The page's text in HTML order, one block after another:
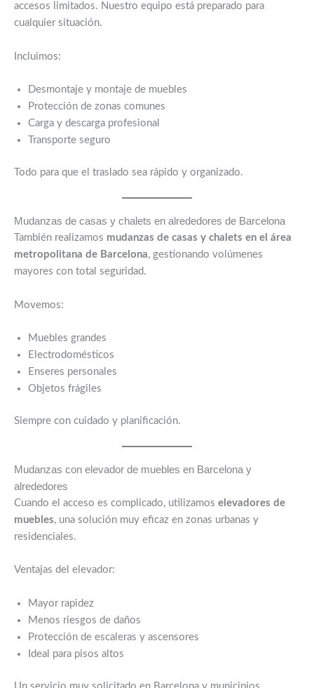
accesos limitados. Nuestro equipo está preparado para
cualquier situación.
Incluimos:
Desmontaje y montaje de muebles
Protección de zonas comunes
Carga y descarga profesional
Transporte seguro
Todo para que el traslado sea rápido y organizado.
Mudanzas de casas y chalets en alrededores de Barcelona
También realizamos mudanzas de casas y chalets en el área
metropolitana de Barcelona, gestionando volúmenes
mayores con total seguridad.
Movemos:
Muebles grandes
Electrodomésticos
Enseres personales
Objetos frágiles
Siempre con cuidado y planificación.
Mudanzas con elevador de muebles en Barcelona y
alrededores
Cuando el acceso es complicado, utilizamos elevadores de
muebles, una solución muy eficaz en zonas urbanas y
residenciales.
Ventajas del elevador:
Mayor rapidez
Menos riesgos de daños
Protección de escaleras y ascensores
Ideal para pisos altos